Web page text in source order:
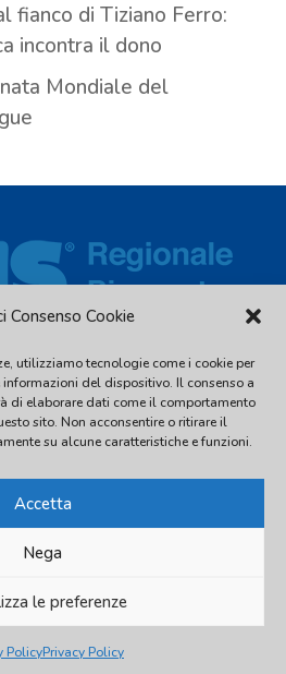
Consenso Cookie
utilizziamo tecnologie come i cookie per
informazioni del dispositivo. Il consenso a
di elaborare dati come il comportamento
sito. Non acconsentire o ritirare il
su alcune caratteristiche e funzioni.
Accetta
Nega
le preferenze
PolicyPrivacy Policy
fianco di Tiziano Ferro:
incontra il dono
Mondiale del
(TO) - C.F. 97539810016 - Tel.
Policy